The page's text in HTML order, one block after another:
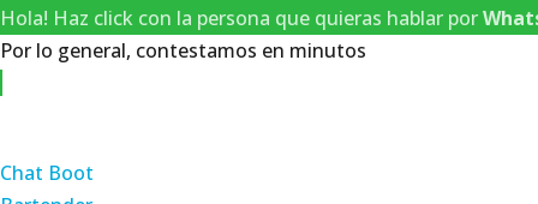
Hola! Haz click con la persona que quieras hablar por
Por lo general, contestamos en minutos
Chat Boot